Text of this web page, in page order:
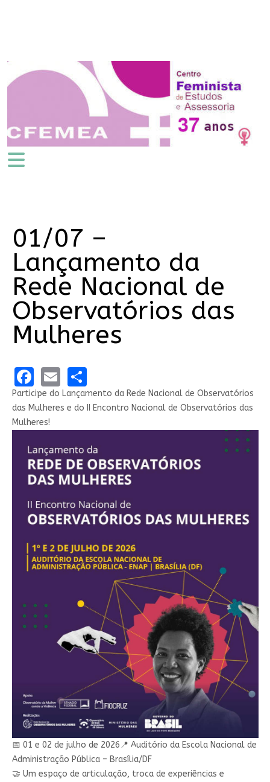
01/07 –
Lançamento da
Rede Nacional de
Observatórios das
Mulheres
Facebook
EmailShare
Participe do Lançamento da Rede Nacional de Observatórios
das Mulheres e do II Encontro Nacional de Observatórios das
Mulheres!
📅 01 e 02 de julho de 2026📍 Auditório da Escola Nacional de
Administração Pública – Brasília/DF
🤝 Um espaço de articulação, troca de experiências e